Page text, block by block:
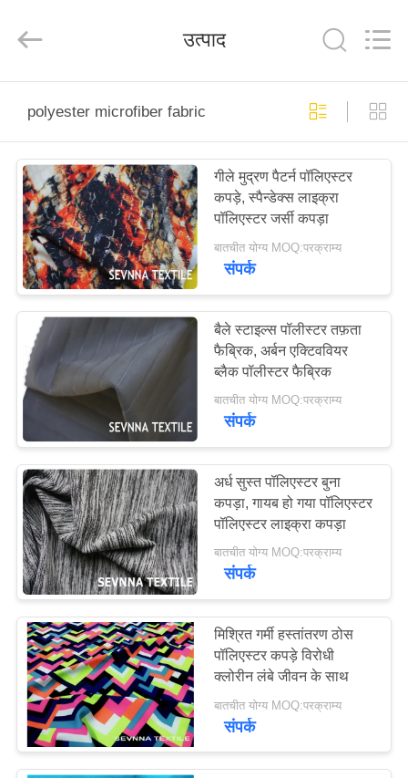
उत्पादों
वीआर
दिखाएँ
हमारे
कारखाना
भ्रमण
गुणवत्ता
नियंत्रण
संपर्क
करें
समाचार
मामलों
TEXTILE.
उत्पाद
polyester microfiber fabric
गीले मुद्रण पैटर्न पॉलिएस्टर
कपड़े, स्पैन्डेक्स लाइक्रा
पॉलिएस्टर जर्सी कपड़ा
बातचीत योग्य MOQ:परक्राम्य
संपर्क
बैले स्टाइल्स पॉलीस्टर तफ़ता
फैब्रिक, अर्बन एक्टिववियर
ब्लैक पॉलीस्टर फैब्रिक
बातचीत योग्य MOQ:परक्राम्य
संपर्क
अर्ध सुस्त पॉलिएस्टर बुना
कपड़ा, गायब हो गया पॉलिएस्टर
पॉलिएस्टर लाइक्रा कपड़ा
बातचीत योग्य MOQ:परक्राम्य
संपर्क
मिश्रित गर्मी हस्तांतरण ठोस
पॉलिएस्टर कपड़े विरोधी
क्लोरीन लंबे जीवन के साथ
बातचीत योग्य MOQ:परक्राम्य
संपर्क